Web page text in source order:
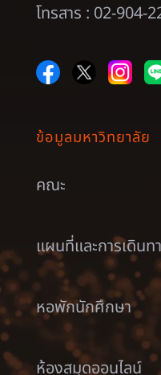
โทรสาร : 02-904-
ข้อมูลมหาวิทยาลัย
คณะ
แผนที่และการเดินท
หอพักนักศึกษา
ห้องสมุดออนไลน์